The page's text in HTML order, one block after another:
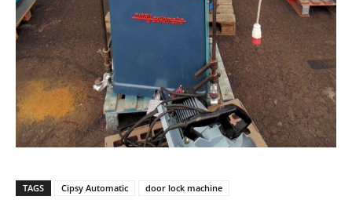
TAGS Cipsy Automatic door lock machine